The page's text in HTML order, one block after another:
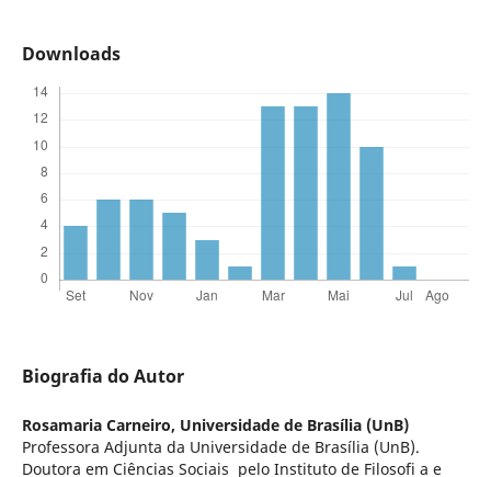
Downloads
Biografia do Autor
Rosamaria Carneiro, Universidade de Brasília (UnB)
Professora Adjunta da Universidade de Brasília (UnB).
Doutora em Ciências Sociais pelo Instituto de Filosofi a e